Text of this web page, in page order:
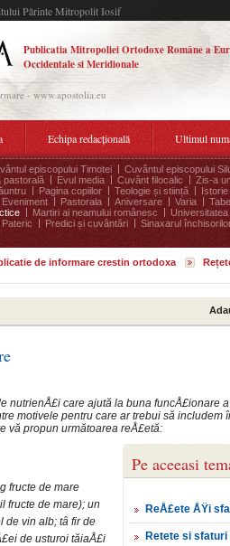
Părinte Mitropolit Iosif
Publicatia Mitropoliei Ortodoxe Române a
Occidentale si Meridionale
- www.apostolia.eu
Echipa redacțională Ultimul
episcopului Timotei Cuvântul episcopului
pastorală Evul media Cuvânt filocalic Zis-a
Pagina copiilor Teologie și stiință
Eveniment Pastorala Aniversare Varia
Martiri ai neamului românesc
Pateric Predici și cuvântări Sinaxarul
de informare crestin ortodoxa
nutrienÅ£i care ajută la buna funcÅ£ionare
motivele pentru care ar trebui să includem
vă propun următoarea reÅ£etă:
Pe aceeasi
ReÅ£ete ÅŸi
Retete si
fructe de mare
fructe de mare); un
de vin alb; tâ fir de
de usturoi tăiaÅ£i